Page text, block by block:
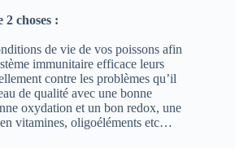
choses :
de vie de vos poissons afin
immunitaire efficace leurs
contre les problèmes qu’il
de qualité avec une bonne
oxydation et un bon redox, une
vitamines, oligoéléments etc…